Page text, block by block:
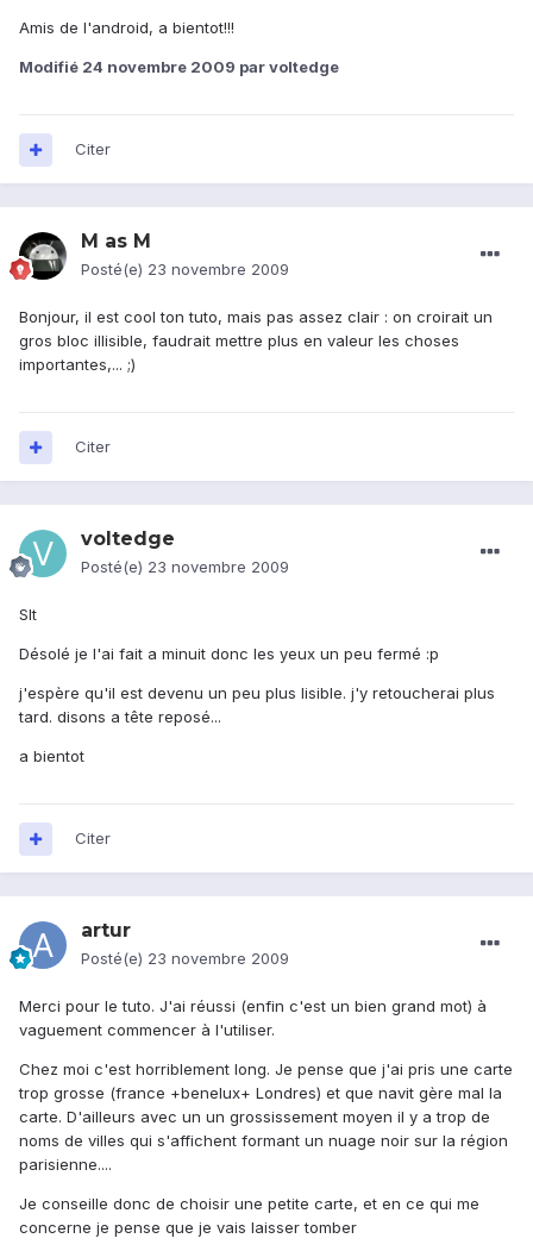
Amis de l'android, a bientot!!!
Modifié 24 novembre 2009 par voltedge
Citer
M as M
Posté(e) 23 novembre 2009
Bonjour, il est cool ton tuto, mais pas assez clair : on croirait un
gros bloc illisible, faudrait mettre plus en valeur les choses
importantes,... ;)
Citer
voltedge
Posté(e) 23 novembre 2009
Slt
Désolé je l'ai fait a minuit donc les yeux un peu fermé :p
j'espère qu'il est devenu un peu plus lisible. j'y retoucherai plus
tard. disons a tête reposé...
a bientot
Citer
artur
Posté(e) 23 novembre 2009
Merci pour le tuto. J'ai réussi (enfin c'est un bien grand mot) à
vaguement commencer à l'utiliser.
Chez moi c'est horriblement long. Je pense que j'ai pris une carte
trop grosse (france +benelux+ Londres) et que navit gère mal la
carte. D'ailleurs avec un un grossissement moyen il y a trop de
noms de villes qui s'affichent formant un nuage noir sur la région
parisienne....
Je conseille donc de choisir une petite carte, et en ce qui me
concerne je pense que je vais laisser tomber